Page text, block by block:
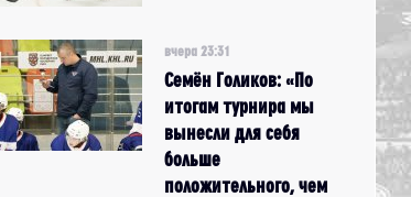
вчера 23:31
Семён Голиков: «По
итогам турнира мы
вынесли для себя
больше
положительного, чем